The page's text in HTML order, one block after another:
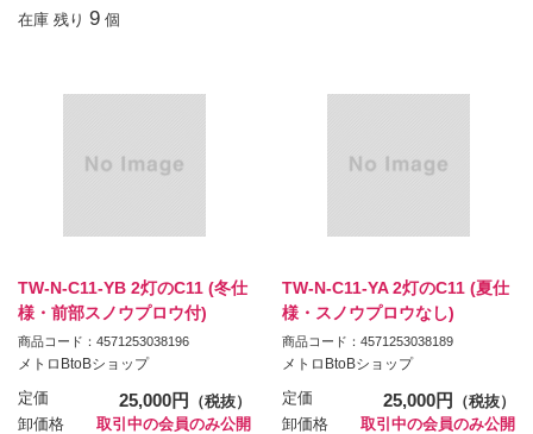
在庫 残り 9 個
TW-N-C11-YB 2灯のC11 (冬仕
様・前部スノウプロウ付)
商品コード：4571253038196
メトロBtoBショップ
定価 25,000円
（税抜）
卸価格
取引中の会員のみ公開
TW-N-C11-YA 2灯のC11 (夏仕
様・スノウプロウなし)
商品コード：4571253038189
メトロBtoBショップ
定価 25,000円
（税抜）
卸価格
取引中の会員のみ公開